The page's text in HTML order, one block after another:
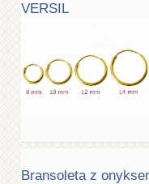
VERSIL
Bransoleta z